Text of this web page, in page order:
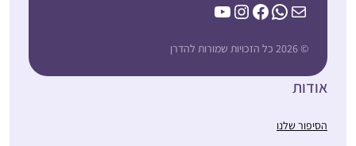
Mail
WhatsApp
Facebook
Instagram
YouTube
© 2026 כל הזכויות שמורות להדרן
אודות
הסיפור שלנו